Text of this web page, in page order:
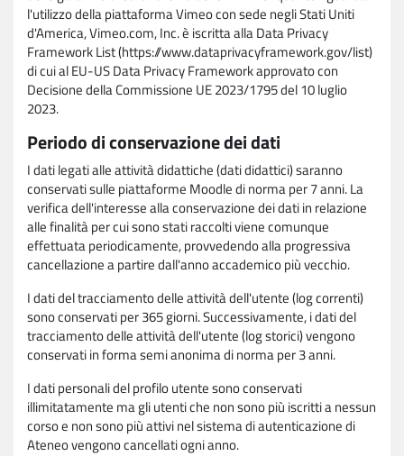
l'utilizzo della piattaforma Vimeo con sede negli Stati Uniti
d'America, Vimeo.com, Inc. è iscritta alla Data Privacy
Framework List (https://www.dataprivacyframework.gov/list)
di cui al EU-US Data Privacy Framework approvato con
Decisione della Commissione UE 2023/1795 del 10 luglio
2023.
Periodo di conservazione dei dati
I dati legati alle attività didattiche (dati didattici) saranno
conservati sulle piattaforme Moodle di norma per 7 anni. La
verifica dell'interesse alla conservazione dei dati in relazione
alle finalità per cui sono stati raccolti viene comunque
effettuata periodicamente, provvedendo alla progressiva
cancellazione a partire dall'anno accademico più vecchio.
I dati del tracciamento delle attività dell'utente (log correnti)
sono conservati per 365 giorni. Successivamente, i dati del
tracciamento delle attività dell'utente (log storici) vengono
conservati in forma semi anonima di norma per 3 anni.
I dati personali del profilo utente sono conservati
illimitatamente ma gli utenti che non sono più iscritti a nessun
corso e non sono più attivi nel sistema di autenticazione di
Ateneo vengono cancellati ogni anno.